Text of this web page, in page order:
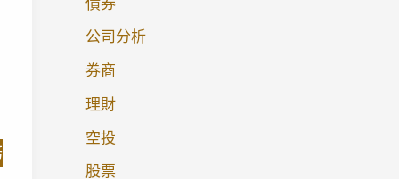
債券
公司分析
券商
理財
空投
股票